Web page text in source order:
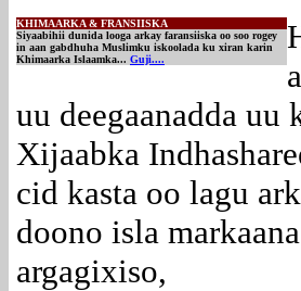
KHIMAARKA & FRANSIISKA
Siyaabihii dunida looga arkay faransiiska oo soo rogey
in aan gabdhuha Muslimku iskoolada ku xiran karin
Khimaarka Islaamka... Guji....
uu deegaanadda
Xijaabka
cid kasta oo lagu
doono isla
argagixiso,